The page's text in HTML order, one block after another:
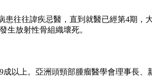
往往諱疾忌醫，直到就醫已經第4期
生放射性骨組織壞死。
以上。亞洲頭頸部腫瘤醫學會理事長